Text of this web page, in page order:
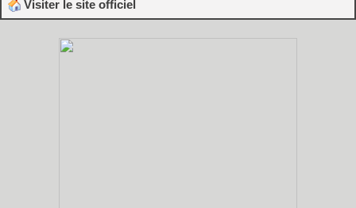
Visiter le site officiel